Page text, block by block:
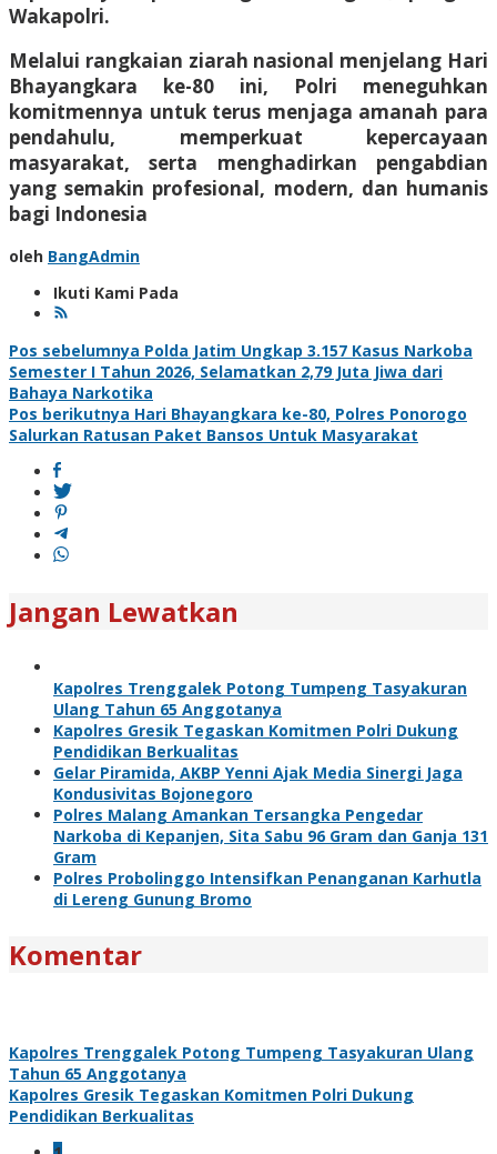
Wakapolri.
Melalui rangkaian ziarah nasional menjelang Hari
Bhayangkara ke-80 ini, Polri meneguhkan
komitmennya untuk terus menjaga amanah para
pendahulu, memperkuat kepercayaan
masyarakat, serta menghadirkan pengabdian
yang semakin profesional, modern, dan humanis
bagi Indonesia
oleh BangAdmin
Ikuti Kami Pada
Navigasi
pos
Pos sebelumnya Polda Jatim Ungkap 3.157 Kasus Narkoba
Semester I Tahun 2026, Selamatkan 2,79 Juta Jiwa dari
Bahaya Narkotika
Pos berikutnya Hari Bhayangkara ke-80, Polres Ponorogo
Salurkan Ratusan Paket Bansos Untuk Masyarakat
Jangan Lewatkan
Kapolres Trenggalek Potong Tumpeng Tasyakuran
Ulang Tahun 65 Anggotanya
Kapolres Gresik Tegaskan Komitmen Polri Dukung
Pendidikan Berkualitas
Gelar Piramida, AKBP Yenni Ajak Media Sinergi Jaga
Kondusivitas Bojonegoro
Polres Malang Amankan Tersangka Pengedar
Narkoba di Kepanjen, Sita Sabu 96 Gram dan Ganja 131
Gram
Polres Probolinggo Intensifkan Penanganan Karhutla
di Lereng Gunung Bromo
Komentar
Kapolres Trenggalek Potong Tumpeng Tasyakuran Ulang
Tahun 65 Anggotanya
Kapolres Gresik Tegaskan Komitmen Polri Dukung
Pendidikan Berkualitas